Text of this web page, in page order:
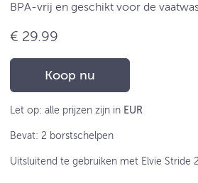
BPA-vrij en geschikt voor de
€ 29.99
Koop nu
Let op: alle prijzen zijn in EUR
Bevat: 2 borstschelpen
Uitsluitend te gebruiken met Elvie Stride